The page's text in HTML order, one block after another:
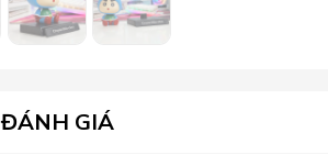
ĐÁNH GIÁ